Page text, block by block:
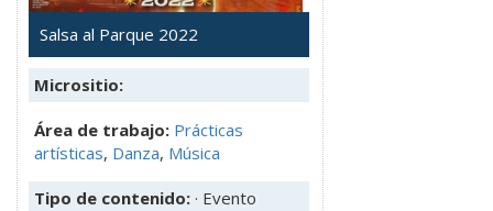
Salsa al Parque 2022
Micrositio:
Área de trabajo: Prácticas
artísticas, Danza, Música
Tipo de contenido: · Evento